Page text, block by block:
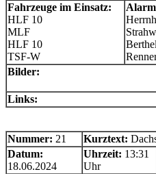
Fahrzeuge im Einsatz:
HLF 10
MLF
HLF 10
TSF-W
Bilder:
Links:
Nummer: 21 Kurztext:
Datum:
18.06.2024
Uhrzeit: 13:31
Uhr